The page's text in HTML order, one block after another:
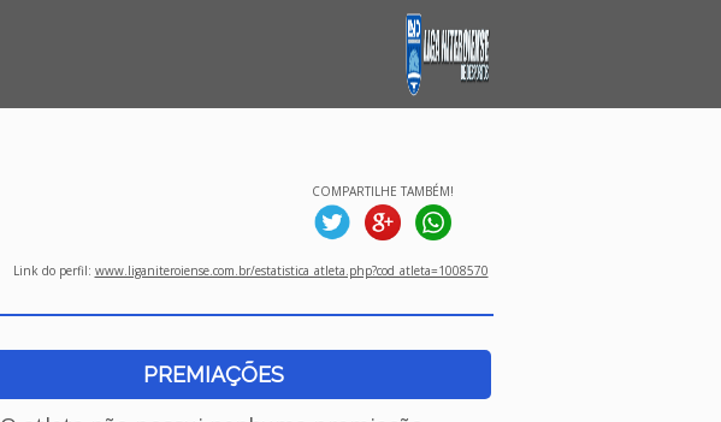
COMPARTILHE TAMBÉM!
Link do perfil: www.liganiteroiense.com.br/estatistica_atleta.php?cod_atleta=1008570
PREMIAÇÕES